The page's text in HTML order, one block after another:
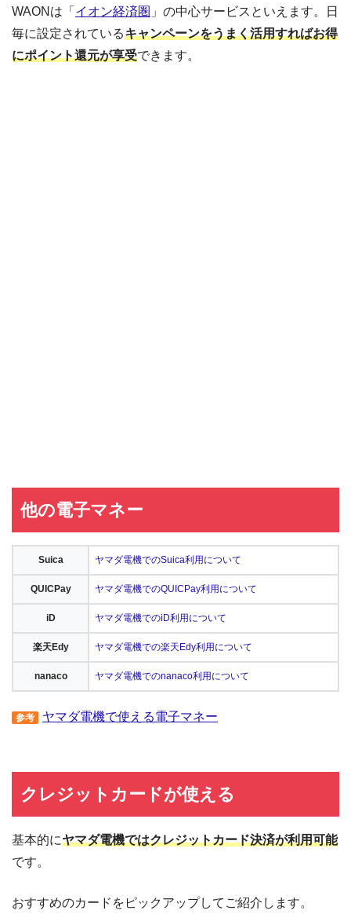
WAONは「 イオン経済圏 」の中心サービスといえます。日
毎に設定されているキャンペーンをうまく活用すればお得
にポイント還元が享受できます。
他の電子マネー
Suica ヤマダ電機でのSuica利用について
QUICPay ヤマダ電機でのQUICPay利用について
iD ヤマダ電機でのiD利用について
楽天Edy ヤマダ電機での楽天Edy利用について
nanaco ヤマダ電機でのnanaco利用について
参考 ヤマダ電機で使える電子マネー
クレジットカードが使える
基本的にヤマダ電機ではクレジットカード決済が利用可能
です。
おすすめのカードをピックアップしてご紹介します。